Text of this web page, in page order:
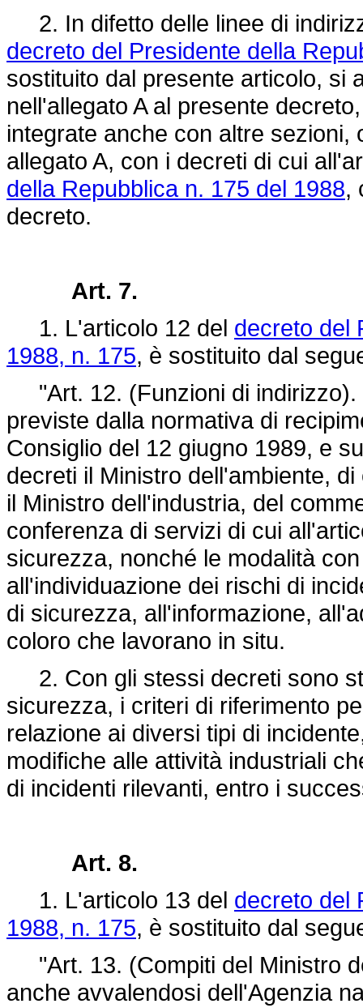
2. In difetto delle linee di
decreto del Presidente della
sostituito dal presente articolo, si
nell'allegato A al presente
integrate anche con altre
allegato A, con i decreti di cui
della Repubblica n. 175 del 1988,
decreto.
Art. 7.
1. L'articolo 12 del decreto del
1988, n. 175, è sostituito dal
"Art. 12. (Funzioni di indirizzo).
previste dalla normativa di
Consiglio del 12 giugno 1989, e
decreti il Ministro dell'ambiente,
il Ministro dell'industria, del
conferenza di servizi di cui
sicurezza, nonché le modalità
all'individuazione dei rischi di
di sicurezza, all'informazione,
coloro che lavorano in situ.
2. Con gli stessi decreti sono
sicurezza, i criteri di riferimento
relazione ai diversi tipi di
modifiche alle attività industriali
di incidenti rilevanti, entro i
Art. 8.
1. L'articolo 13 del decreto del
1988, n. 175, è sostituito dal
"Art. 13. (Compiti del Ministro
anche avvalendosi dell'Agenzia